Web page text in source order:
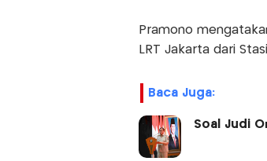
Pramono
LRT Jakarta dari
Baca Juga:
Soal Judi